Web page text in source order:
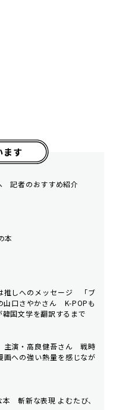
ます
記者のおすすめ紹介
本
推しへのメッセージ 「ブ
山口さやかさん K-POPも
国文学を翻訳するまで
主演・高良健吾さん 戦時
への強い熱量を感じなが
斬新な表現 よむたび、